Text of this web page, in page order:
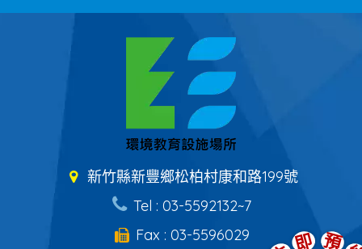
即 預
新竹縣新豐鄉松柏村康和路199號
Tel : 03-5592132~7
Fax : 03-5596029